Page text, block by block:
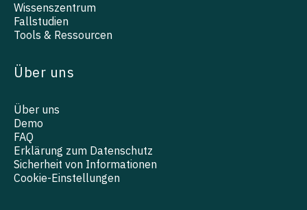
Wissenszentrum
Fallstudien
Tools & Ressourcen
Über uns
Über uns
Demo
FAQ
Erklärung zum Datenschutz
Sicherheit von Informationen
Cookie-Einstellungen